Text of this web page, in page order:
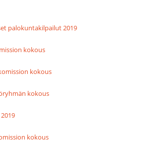
palokuntakilpailut 2019
kokous
kokous
kokous
kokous